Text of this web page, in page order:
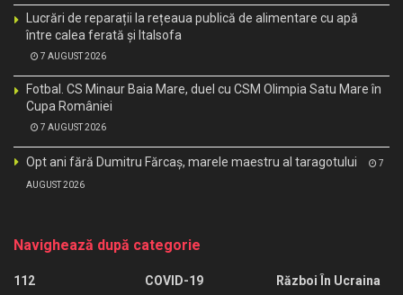
Lucrări de reparații la rețeaua publică de alimentare cu apă
între calea ferată și Italsofa
7 AUGUST 2026
Fotbal. CS Minaur Baia Mare, duel cu CSM Olimpia Satu Mare în
Cupa României
7 AUGUST 2026
Opt ani fără Dumitru Fărcaș, marele maestru al taragotului 7
AUGUST 2026
Navighează după categorie
112
COVID-19
Război În Ucraina